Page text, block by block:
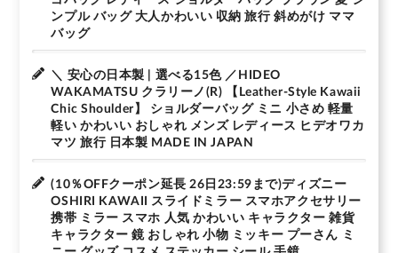
ンプル バッグ 大人かわいい 収納 旅行 斜めがけ ママ
バッグ
＼ 安心の日本製 | 選べる15色 ／HIDEO
WAKAMATSU クラリーノ(R) 【Leather-Style Kawaii
Chic Shoulder】 ショルダーバッグ ミニ 小さめ 軽量
軽い かわいい おしゃれ メンズ レディース ヒデオワカ
マツ 旅行 日本製 MADE IN JAPAN
(10％OFFクーポン延長 26日23:59まで)ディズニー
OSHIRI KAWAII スライドミラー スマホアクセサリー
携帯 ミラー スマホ 人気 かわいい キャラクター 雑貨
キャラクター 鏡 おしゃれ 小物 ミッキー プーさん ミ